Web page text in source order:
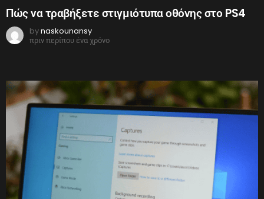
Πώς να τραβήξετε στιγμιότυπα οθόνης στο PS4
bynaskounansy
πριν περίπου ένα χρόνο